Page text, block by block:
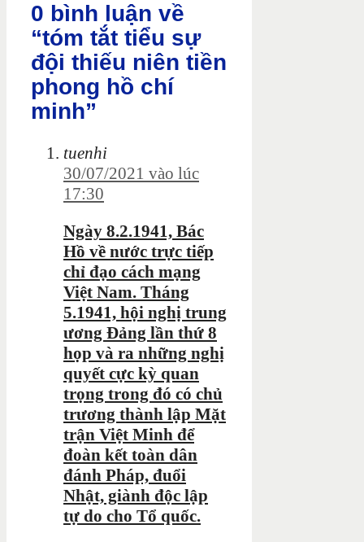
0 bình luận về
“tóm tắt tiểu sự
đội thiếu niên tiền
phong hồ chí
minh”
tuenhi
30/07/2021 vào lúc
17:30
Ngày 8.2.1941, Bác
Hồ về nước trực tiếp
chỉ đạo cách mạng
Việt Nam. Tháng
5.1941, hội nghị trung
ương Đảng lần thứ 8
họp và ra những nghị
quyết cực kỳ quan
trọng trong đó có chủ
trương thành lập Mặt
trận Việt Minh để
đoàn kết toàn dân
đánh Pháp, đuổi
Nhật, giành độc lập
tự do cho Tổ quốc.